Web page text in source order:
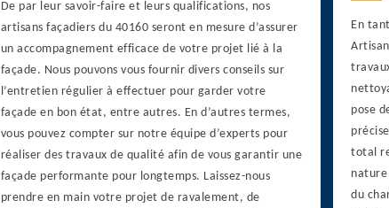
De par leur savoir-faire et leurs qualifications, nos
artisans façadiers du 40160 seront en mesure d’assurer
un accompagnement efficace de votre projet lié à la
façade. Nous pouvons vous fournir divers conseils sur
l’entretien régulier à effectuer pour garder votre
façade en bon état, entre autres. En d’autres termes,
vous pouvez compter sur notre équipe d’experts pour
réaliser des travaux de qualité afin de vous garantir une
façade performante pour longtemps. Laissez-nous
prendre en main votre projet de ravalement, de
En
pose
total
nature
du